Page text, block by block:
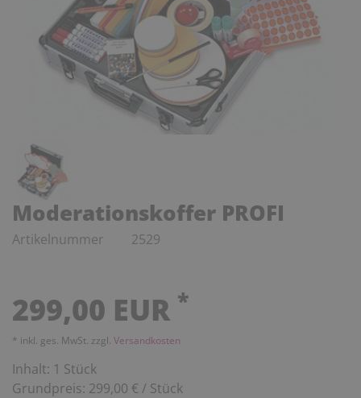
Moderationskoffer PROFI
Artikelnummer 2529
299,00 EUR *
* inkl. ges. MwSt. zzgl. Versandkosten
Inhalt: 1 Stück
Grundpreis: 299,00 € / Stück